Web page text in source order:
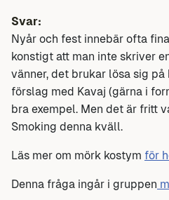
Svar:
Nyår och fest innebär ofta
konstigt att man inte skriver
vänner, det brukar lösa sig
förslag med Kavaj (gärna i
bra exempel. Men det är fritt
Smoking denna kväll.
Läs mer om mörk kostym för
Denna fråga ingår i gruppen